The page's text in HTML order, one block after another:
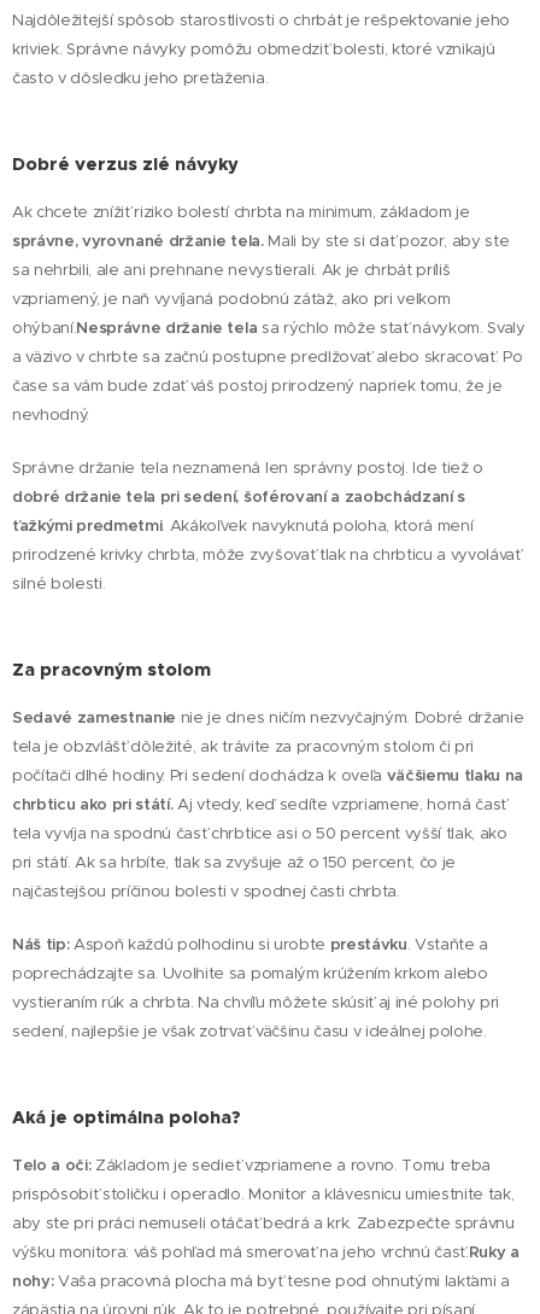
Najdôležitejší spôsob starostlivosti o chrbát je rešpektovanie jeho
kriviek. Správne návyky pomôžu obmedziť bolesti, ktoré vznikajú
často v dôsledku jeho preťaženia.
Dobré verzus zlé návyky
Ak chcete znížiť riziko bolestí chrbta na minimum, základom je
správne, vyrovnané držanie tela.Mali by ste si dať pozor, aby ste
sa nehrbili, ale ani prehnane nevystierali. Ak je chrbát príliš
vzpriamený, je naň vyvíjaná podobnú záťaž, ako pri veľkom
ohýbaní.Nesprávne držanie tela sa rýchlo môže stať návykom. Svaly
a väzivo v chrbte sa začnú postupne predlžovať alebo skracovať. Po
čase sa vám bude zdať váš postoj prirodzený napriek tomu, že je
nevhodný.
Správne držanie tela neznamená len správny postoj. Ide tiež o
dobré držanie tela pri sedení, šoférovaní a zaobchádzaní s
ťažkými predmetmi. Akákoľvek navyknutá poloha, ktorá mení
prirodzené krivky chrbta, môže zvyšovať tlak na chrbticu a vyvolávať
silné bolesti.
Za pracovným stolom
Sedavé zamestnanie nie je dnes ničím nezvyčajným. Dobré držanie
tela je obzvlášť dôležité, ak trávite za pracovným stolom či pri
počítači dlhé hodiny. Pri sedení dochádza k oveľa väčšiemu tlaku na
chrbticu ako pri státí.Aj vtedy, keď sedíte vzpriamene, horná časť
tela vyvíja na spodnú časť chrbtice asi o 50 percent vyšší tlak, ako
pri státí. Ak sa hrbíte, tlak sa zvyšuje až o 150 percent, čo je
najčastejšou príčinou bolesti v spodnej časti chrbta.
Náš tip:Aspoň každú polhodinu si urobte prestávku. Vstaňte a
poprechádzajte sa. Uvoľnite sa pomalým krúžením krkom alebo
vystieraním rúk a chrbta. Na chvíľu môžete skúsiť aj iné polohy pri
sedení, najlepšie je však zotrvať väčšinu času v ideálnej polohe.
Aká je optimálna poloha?
Telo a oči:Základom je sedieť vzpriamene a rovno. Tomu treba
prispôsobiť stoličku i operadlo. Monitor a klávesnicu umiestnite tak,
aby ste pri práci nemuseli otáčať bedrá a krk. Zabezpečte správnu
výšku monitora: váš pohľad má smerovať na jeho vrchnú časť.Ruky a
nohy:Vaša pracovná plocha má byť tesne pod ohnutými lakťami a
zápästia na úrovni rúk. Ak to je potrebné, používajte pri písaní